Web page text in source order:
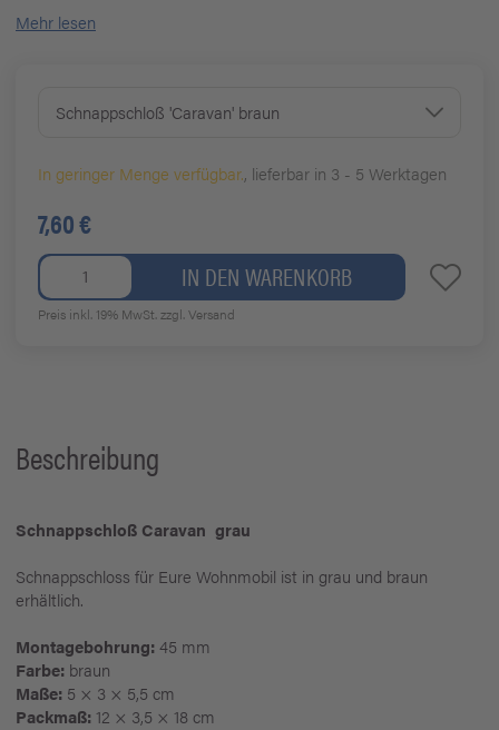
Mehr lesen
Schnappschloß 'Caravan' braun
In geringer Menge verfügbar., lieferbar in 3 - 5 Werktagen
7,60 €
IN DEN WARENKORB
Preis inkl. 19% MwSt.zzgl. Versand
Beschreibung
Schnappschloß Caravan grau
Schnappschloss für Eure Wohnmobil ist in grau und braun
erhältlich.
Montagebohrung: 45 mm
Farbe: braun
Maße: 5 × 3 × 5,5 cm
Packmaß: 12 × 3,5 × 18 cm